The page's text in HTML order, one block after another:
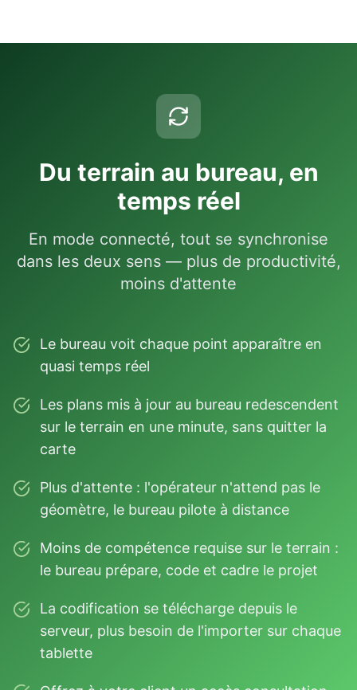
Du terrain au bureau, en
temps réel
En mode connecté, tout se synchronise
dans les deux sens — plus de productivité,
moins d'attente
Le bureau voit chaque point apparaître en
quasi temps réel
Les plans mis à jour au bureau redescendent
sur le terrain en une minute, sans quitter la
carte
Plus d'attente : l'opérateur n'attend pas le
géomètre, le bureau pilote à distance
Moins de compétence requise sur le terrain :
le bureau prépare, code et cadre le projet
La codification se télécharge depuis le
serveur, plus besoin de l'importer sur chaque
tablette